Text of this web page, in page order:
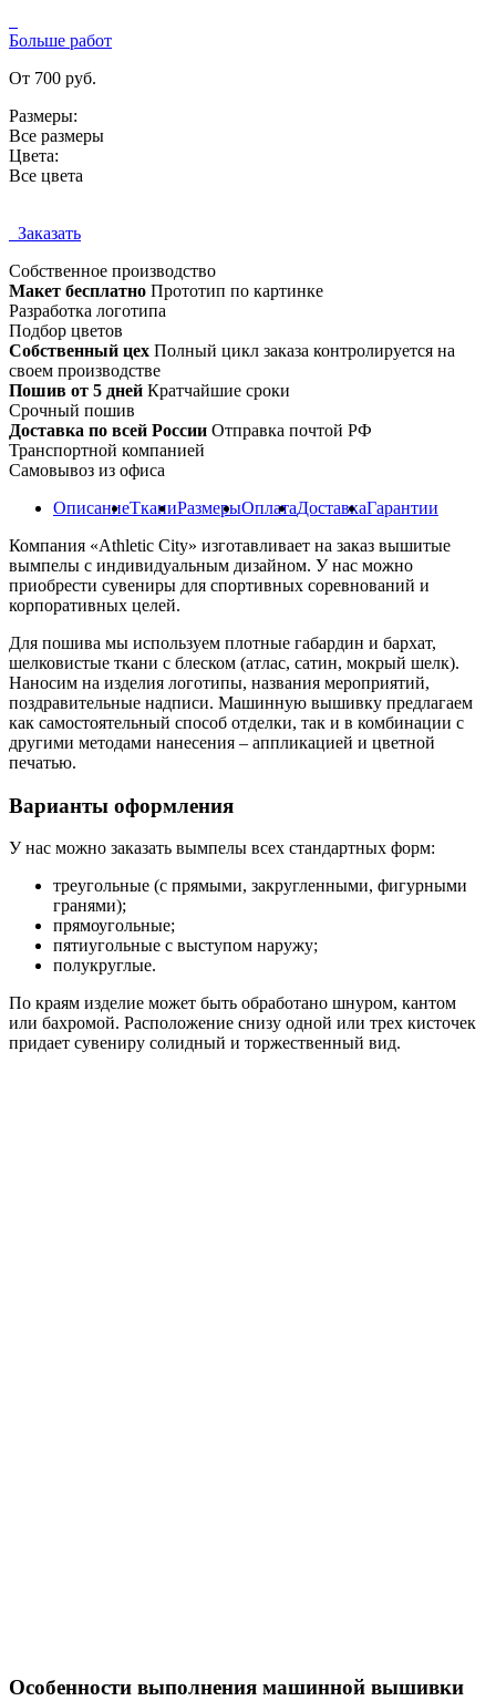
Больше работ
От 700 руб.
Размеры:
Все размеры
Цвета:
Все цвета
Заказать
Собственное производство
Макет бесплатно Прототип по картинке
Разработка логотипа
Подбор цветов
Собственный цех Полный цикл заказа контролируется на
своем производстве
Пошив от 5 дней Кратчайшие сроки
Срочный пошив
Доставка по всей России Отправка почтой РФ
Транспортной компанией
Самовывоз из офиса
ОписаниеТканиРазмерыОплатаДоставкаГарантии
Компания «Athletic City» изготавливает на заказ вышитые
вымпелы с индивидуальным дизайном. У нас можно
приобрести сувениры для спортивных соревнований и
корпоративных целей.
Для пошива мы используем плотные габардин и бархат,
шелковистые ткани с блеском (атлас, сатин, мокрый шелк).
Наносим на изделия логотипы, названия мероприятий,
поздравительные надписи. Машинную вышивку предлагаем
как самостоятельный способ отделки, так и в комбинации с
другими методами нанесения – аппликацией и цветной
печатью.
Варианты оформления
У нас можно заказать вымпелы всех стандартных форм:
треугольные (с прямыми, закругленными, фигурными
гранями);
прямоугольные;
пятиугольные с выступом наружу;
полукруглые.
По краям изделие может быть обработано шнуром, кантом
или бахромой. Расположение снизу одной или трех кисточек
придает сувениру солидный и торжественный вид.
Особенности выполнения машинной вышивки